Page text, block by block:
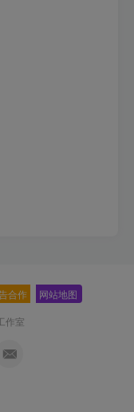
合作 网站地图
作室